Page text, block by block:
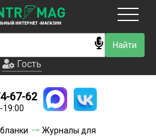
Гость
Новинки
доставки
Гость
67-62
19:00
Журналы для